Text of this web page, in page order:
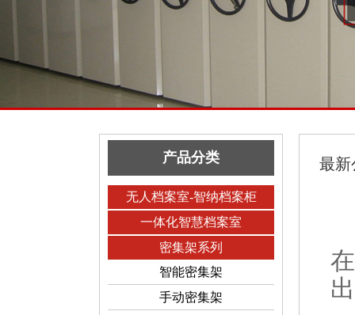
产品分类
无人档案室-智纳档案柜
一体化智慧档案室
密集架系列
智能密集架
手动密集架
最新